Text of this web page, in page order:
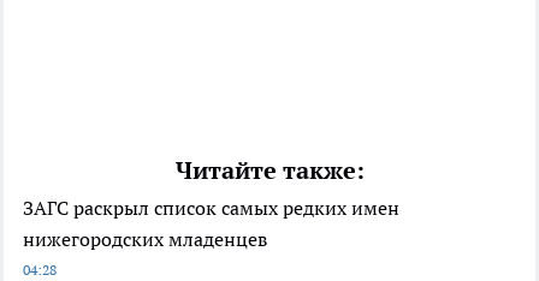
Читайте также:
ЗАГС раскрыл список самых редких имен
нижегородских младенцев
04:28